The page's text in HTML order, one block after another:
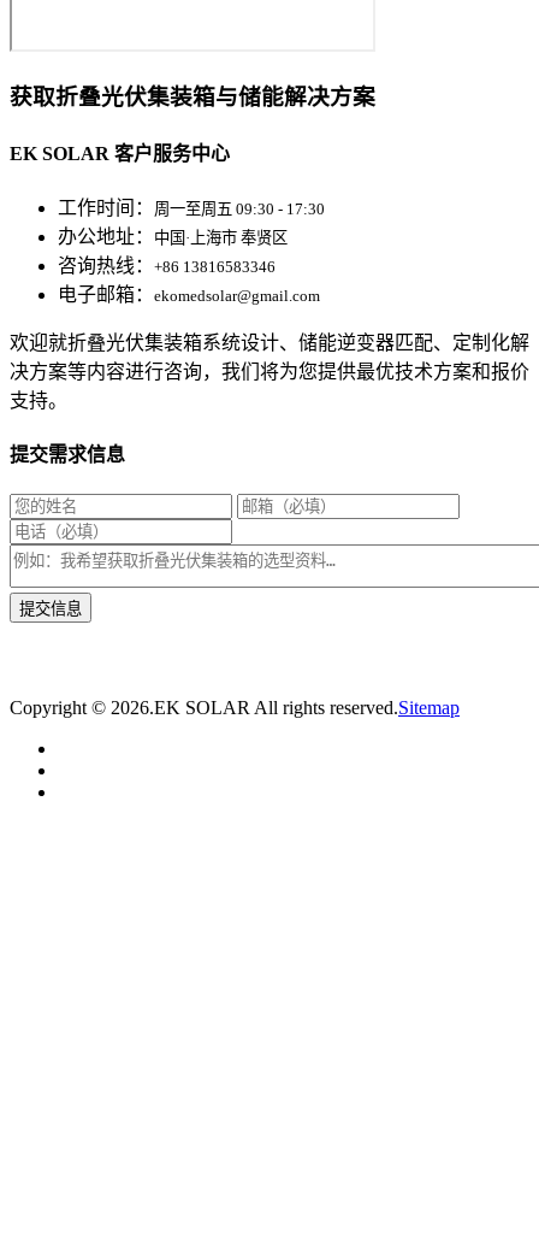
获取折叠光伏集装箱与储能解决方案
EK SOLAR 客户服务中心
工作时间： 周一至周五 09:30 - 17:30
办公地址： 中国·上海市 奉贤区
咨询热线： +86 13816583346
电子邮箱： ekomedsolar@gmail.com
欢迎就折叠光伏集装箱系统设计、储能逆变器匹配、定制化解
决方案等内容进行咨询，我们将为您提供最优技术方案和报价
支持。
提交需求信息
Copyright © 2026.EK SOLAR All rights reserved.Sitemap